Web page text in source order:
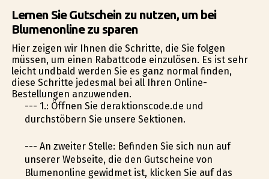
Lernen Sie Gutschein zu nutzen, um bei
Blumenonline zu sparen
Hier zeigen wir Ihnen die Schritte, die Sie folgen
müssen, um einen Rabattcode einzulösen. Es ist sehr
leicht undbald werden Sie es ganz normal finden,
diese Schritte jedesmal bei all Ihren Online-
Bestellungen anzuwenden.
--- 1.: Öffnen Sie deraktionscode.de und
durchstöbern Sie unsere Sektionen.
--- An zweiter Stelle: Befinden Sie sich nun auf
unserer Webseite, die den Gutscheine von
Blumenonline gewidmet ist, klicken Sie auf das